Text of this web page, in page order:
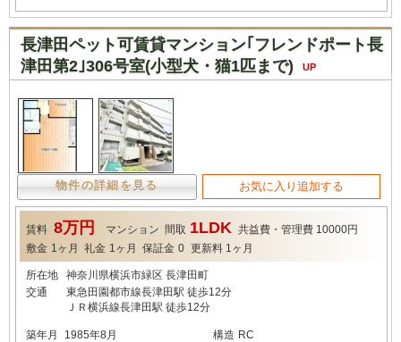
長津田ペット可賃貸マンション｢フレンドポート長
津田第2｣306号室(小型犬・猫1匹まで)
UP
物件の詳細を見る お気に入り追加する
賃料 8万円 マンション 間取 1LDK 共益費・管理費 10000円
敷金 1ヶ月 礼金 1ヶ月 保証金 0 更新料 1ヶ月
所在地
神奈川県横浜市緑区 長津田町
交通
東急田園都市線長津田駅 徒歩12分
ＪＲ横浜線長津田駅 徒歩12分
築年月 1985年8月 構造 RC